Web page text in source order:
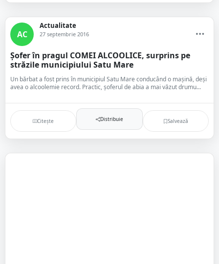
AC
Actualitate
27 septembrie 2016
Șofer în pragul COMEI ALCOOLICE, surprins pe
străzile municipiului Satu Mare
Un bărbat a fost prins în municipiul Satu Mare conducând o mașină, deși
avea o alcoolemie record. Practic, șoferul de abia a mai văzut drumu...
Citește Distribuie Salvează